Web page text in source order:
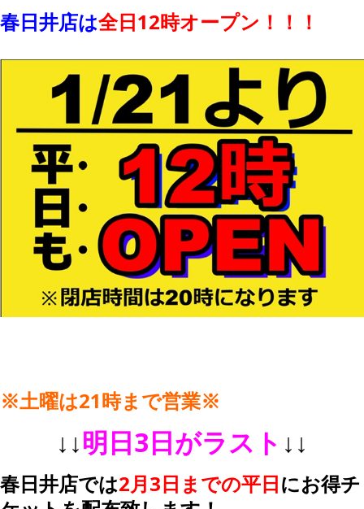
春日井店は全日12時オープン！！！
※土曜は21時まで営業※
↓↓明日3日がラスト ↓↓
春日井店では2月3日までの平日にお得チ